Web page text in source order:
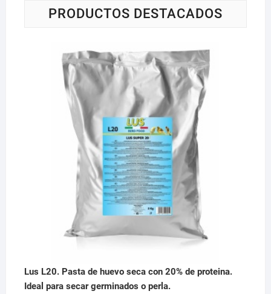
PRODUCTOS DESTACADOS
Lus L20. Pasta de huevo seca con 20% de proteina.
Ideal para secar germinados o perla.